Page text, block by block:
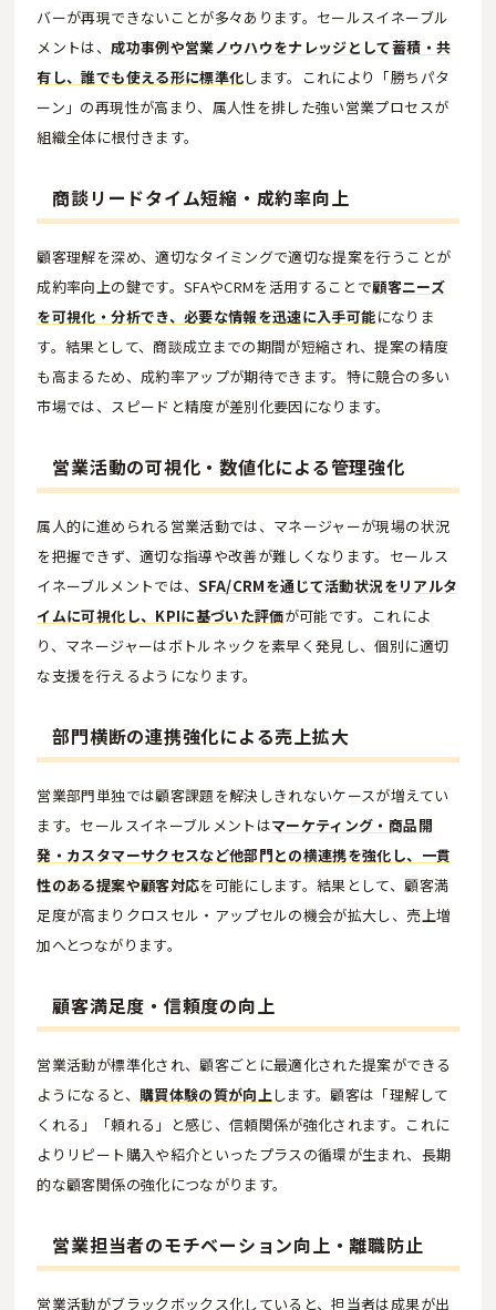
バーが再現できないことが多々あります。セールスイネーブル
メントは、成功事例や営業ノウハウをナレッジとして蓄積・共
有し、誰でも使える形に標準化します。これにより「勝ちパタ
ーン」の再現性が高まり、属人性を排した強い営業プロセスが
組織全体に根付きます。
商談リードタイム短縮・成約率向上
顧客理解を深め、適切なタイミングで適切な提案を行うことが
成約率向上の鍵です。SFAやCRMを活用することで顧客ニーズ
を可視化・分析でき、必要な情報を迅速に入手可能になりま
す。結果として、商談成立までの期間が短縮され、提案の精度
も高まるため、成約率アップが期待できます。特に競合の多い
市場では、スピードと精度が差別化要因になります。
営業活動の可視化・数値化による管理強化
属人的に進められる営業活動では、マネージャーが現場の状況
を把握できず、適切な指導や改善が難しくなります。セールス
イネーブルメントでは、SFA/CRMを通じて活動状況をリアルタ
イムに可視化し、KPIに基づいた評価が可能です。これによ
り、マネージャーはボトルネックを素早く発見し、個別に適切
な支援を行えるようになります。
部門横断の連携強化による売上拡大
営業部門単独では顧客課題を解決しきれないケースが増えてい
ます。セールスイネーブルメントはマーケティング・商品開
発・カスタマーサクセスなど他部門との横連携を強化し、一貫
性のある提案や顧客対応を可能にします。結果として、顧客満
足度が高まりクロスセル・アップセルの機会が拡大し、売上増
加へとつながります。
顧客満足度・信頼度の向上
営業活動が標準化され、顧客ごとに最適化された提案ができる
ようになると、 購買体験の質が向上します。顧客は「理解して
くれる」「頼れる」と感じ、信頼関係が強化されます。これに
よりリピート購入や紹介といったプラスの循環が生まれ、長期
的な顧客関係の強化につながります。
営業担当者のモチベーション向上・離職防止
営業活動がブラックボックス化していると、担当者は成果が出